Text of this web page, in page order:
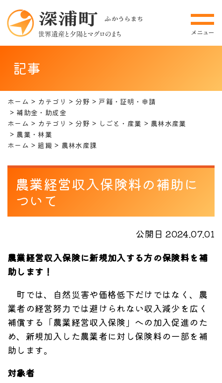
記事
ホーム カテゴリ 分野
戸籍・証明・申請
補助金・助成金
ホーム
カテゴリ 分野 しごと・産業
農林水産業
農業・林業
ホーム
組織 農林水産課
農業経営収入保険料の補助に
ついて
公開日 2024.07.01
農業経営収入保険に新規加入する方の保険料を補
助します！
町では、自然災害や価格低下だけではなく、農
業者の経営努力では避けられない収入減少を広く
補償する「農業経営収入保険」への加入促進のた
め、新規加入した農業者に対し保険料の一部を補
助します。
対象者